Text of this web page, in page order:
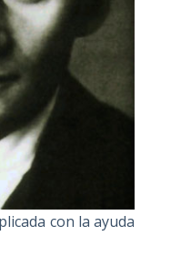
con la ayuda